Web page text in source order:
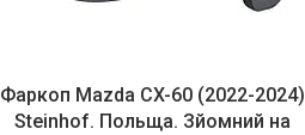
Фаркоп Mazda CX-60 (2022-2024)
Steinhof. Польща. Зйомний на